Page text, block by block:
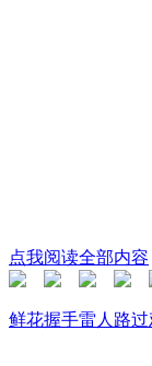
点我阅读全部内容
鲜花握手雷人 路过